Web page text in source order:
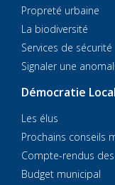
Propreté urbaine
La biodiversité
Services de sécurité
Signaler une
Démocratie
Les élus
Prochains conseils
Compte-rendus
Budget municipal